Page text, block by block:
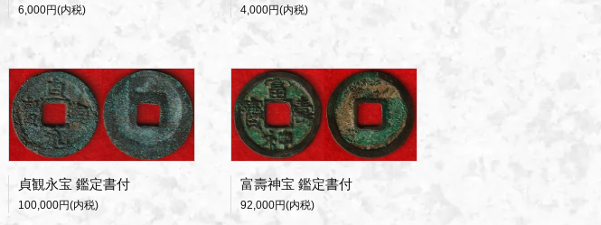
6,000円(内税) 4,000円(内税)
貞観永宝 鑑定書付
100,000円(内税)
富壽神宝 鑑定書付
92,000円(内税)